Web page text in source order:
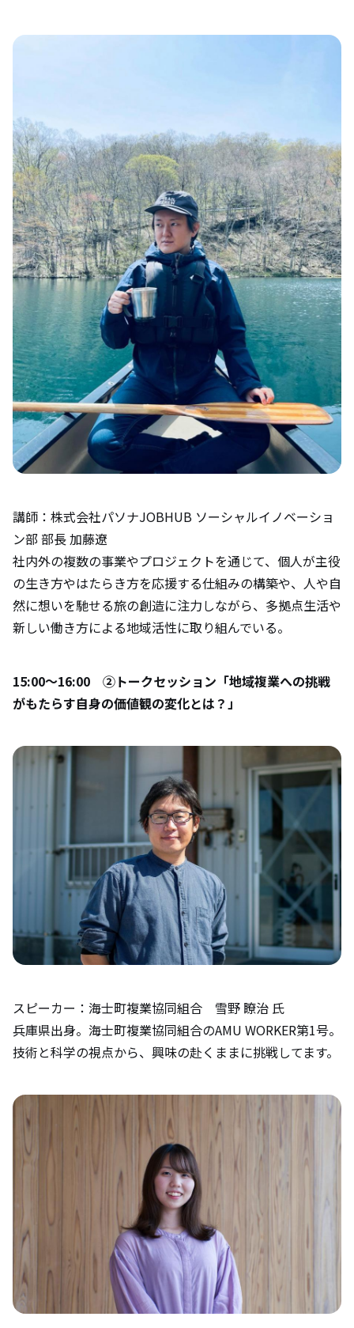
講師：株式会社パソナJOBHUB ソーシャルイノベーショ
ン部 部長 加藤遼
社内外の複数の事業やプロジェクトを通じて、個人が主役
の生き方やはたらき方を応援する仕組みの構築や、人や自
然に想いを馳せる旅の創造に注力しながら、多拠点生活や
新しい働き方による地域活性に取り組んでいる。
15:00〜16:00 ②トークセッション「地域複業への挑戦
がもたらす自身の価値観の変化とは？」
スピーカー：海士町複業協同組合 雪野 瞭治 氏
兵庫県出身。海士町複業協同組合のAMU WORKER第1号。
技術と科学の視点から、興味の赴くままに挑戦してます。